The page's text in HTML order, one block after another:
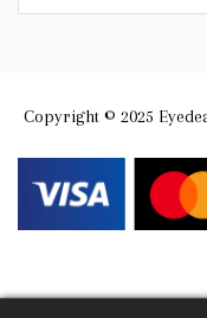
Copyright © 2025